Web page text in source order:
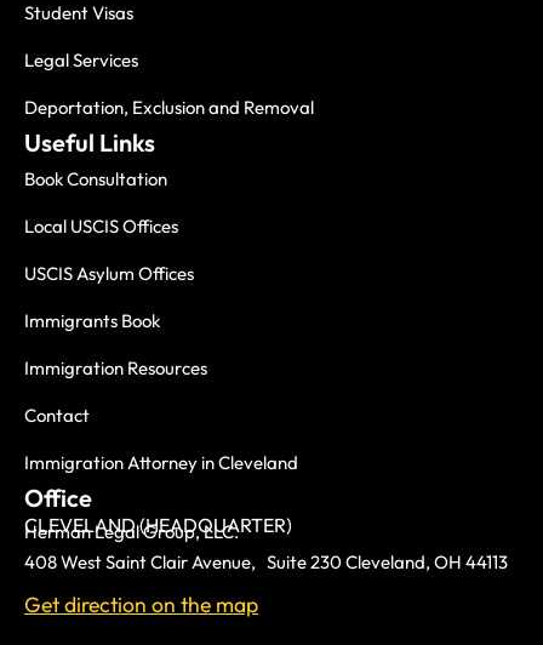
Student Visas
Legal Services
Deportation, Exclusion and Removal
Useful Links
Book Consultation
Local USCIS Offices
USCIS Asylum Offices
Immigrants Book
Immigration Resources
Contact
Immigration Attorney in Cleveland
Office
CLEVELAND (HEADQUARTER)
Herman Legal Group, LLC.
408 West Saint Clair Avenue, Suite 230 Cleveland, OH 44113
Get direction on the map